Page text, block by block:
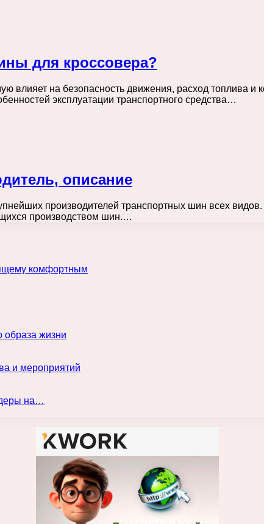
для кроссовера?
влияет на безопасность движения, расход топлива
эксплуатации транспортного средства…
описание
производителей транспортных шин всех
производством шин.…
комфортным
образа жизни
и мероприятий
на…